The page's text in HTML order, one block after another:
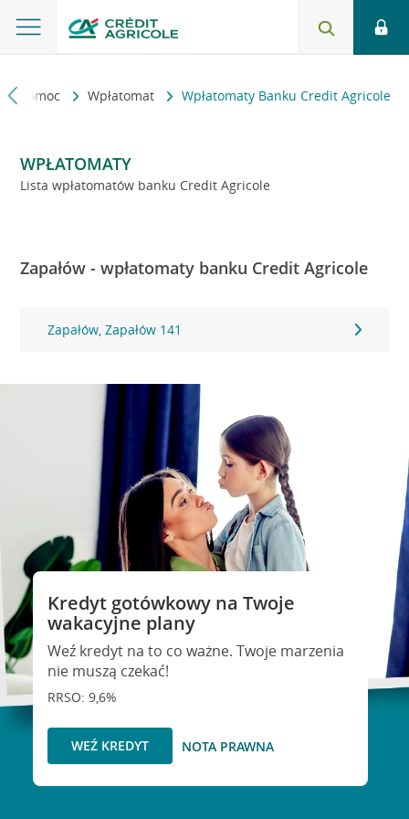
i pomoc Wpłatomat Wpłatomaty Banku Credit Agricole
WPŁATOMATY
Lista wpłatomatów banku Credit Agricole
Zapałów - wpłatomaty banku Credit Agricole
Zapałów, Zapałów 141
Kredyt gotówkowy na Twoje
wakacyjne plany
Weź kredyt na to co ważne. Twoje marzenia
nie muszą czekać!
RRSO: 9,6%
WEŹ KREDYT NOTA PRAWNA